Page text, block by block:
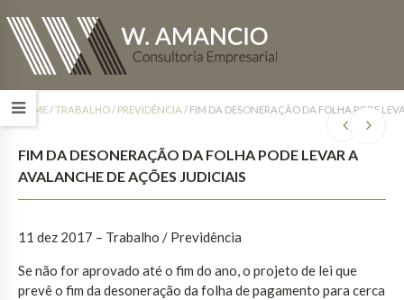
HOME/TRABALHO / PREVIDÊNCIA / FIM DA DESONERAÇÃO DA FOLHA PODE
FIM DA DESONERAÇÃO DA FOLHA PODE LEVAR A
AVALANCHE DE AÇÕES JUDICIAIS
11 dez 2017 – Trabalho / Previdência
Se não for aprovado até o fim do ano, o projeto de lei que
prevê o fim da desoneração da folha de pagamento para cerca